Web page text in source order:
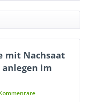
mit Nachsaat
anlegen im